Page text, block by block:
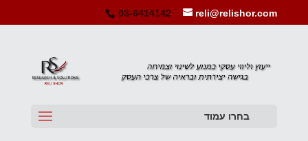
03-6414142 reli@relishor.com
בחרו עמוד